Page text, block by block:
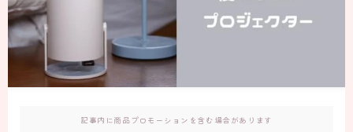
記事内に商品プロモーションを含む場合があります